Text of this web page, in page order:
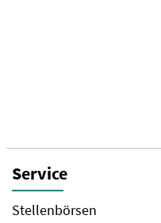
Service
Stellenbörsen